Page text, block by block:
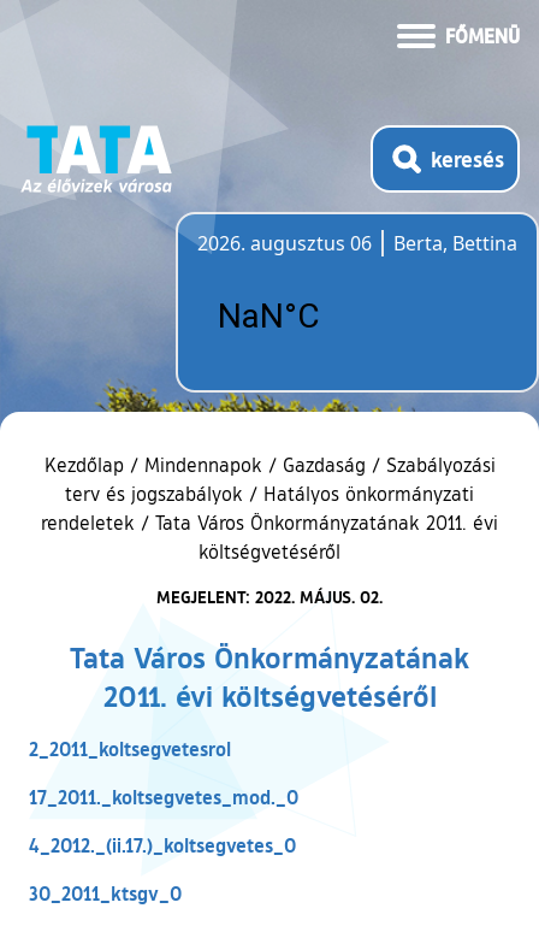
FŐMENÜ
keresés
2026. augusztus 06
Berta, Bettina
Kezdőlap / Mindennapok / Gazdaság / Szabályozási
terv és jogszabályok / Hatályos önkormányzati
rendeletek / Tata Város Önkormányzatának 2011. évi
költségvetéséről
MEGJELENT: 2022. MÁJUS. 02.
Tata Város Önkormányzatának
2011. évi költségvetéséről
2_2011_koltsegvetesrol
17_2011._koltsegvetes_mod._0
4_2012._(ii.17.)_koltsegvetes_0
30_2011_ktsgv_0